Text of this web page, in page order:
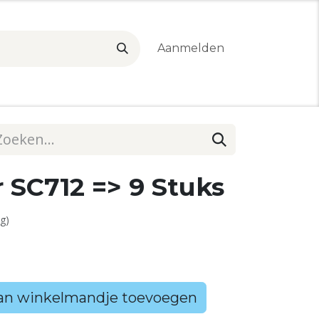
Aanmelden
=> 9 Stuks
winkelmandje toevoegen